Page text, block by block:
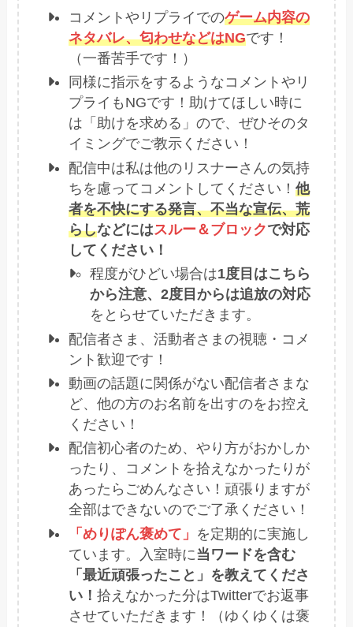
コメントやリプライでのゲーム内容の
ネタバレ、匂わせなどはNGです！
（一番苦手です！）
同様に指示をするようなコメントやリ
プライもNGです！助けてほしい時に
は「助けを求める」ので、ぜひそのタ
イミングでご教示ください！
配信中は私は他のリスナーさんの気持
ちを慮ってコメントしてください！他
者を不快にする発言、不当な宣伝、荒
らしなどにはスルー＆ブロックで対応
してください！
程度がひどい場合は1度目はこちら
から注意、2度目からは追放の対応
をとらせていただきます。
配信者さま、活動者さまの視聴・コメ
ント歓迎です！
動画の話題に関係がない配信者さまな
ど、他の方のお名前を出すのをお控え
ください！
配信初心者のため、やり方がおかしか
ったり、コメントを拾えなかったりが
あったらごめんなさい！頑張りますが
全部はできないのでご了承ください！
「めりぽん褒めて」 を定期的に実施し
ています。入室時に当ワードを含む
「最近頑張ったこと」を教えてくださ
い！拾えなかった分はTwitterでお返事
させていただきます！（ゆくゆくは褒